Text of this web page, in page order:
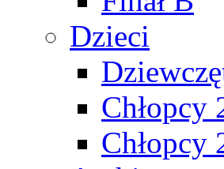
Dzieci
Chłopcy
Chłopcy